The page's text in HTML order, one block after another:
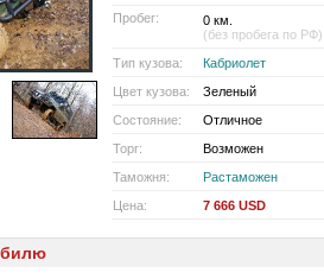
Пробег:
0 км.
(без пробега по РФ)
Тип кузова:
Кабриолет
Цвет кузова:
Зеленый
Состояние:
Отличное
Торг:
Возможен
Таможня:
Растаможен
Цена:
7 666 USD